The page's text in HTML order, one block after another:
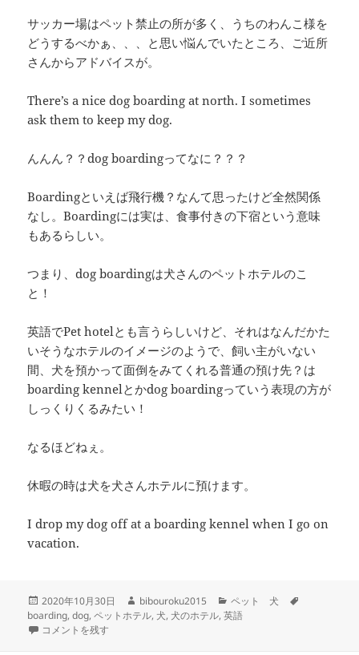
サッカー場はペット禁止の所が多く、うちのわんこ様を
どうするべかぁ、、、と思い悩んでいたところ、ご近所
さんからアドバイスが。
There’s a nice dog boarding at north. I sometimes
ask them to keep my dog.
んんん？？dog boardingってなに？？？
Boardingといえば飛行機？なんて思ったけど全然関係
なし。Boardingには実は、食事付きの下宿という意味
もあるらしい。
つまり、dog boardingは犬さんのペットホテルのこ
と！
英語でPet hotelとも言うらしいけど、それはなんだかた
いそうなホテルのイメージのようで、飼い主がいない
間、犬を預かって面倒をみてくれる普通の預け先？は
boarding kennelとかdog boardingっていう表現の方が
しっくりくるみたい！
なるほどねぇ。
休暇の時は犬を犬さんホテルに預けます。
I drop my dog off at a boarding kennel when I go on
vacation.
投
稿
日:
2020年10月30日
作
成
bibouroku2015
カ
テ
ペット 犬
boarding,dog,ペットホテル,犬,犬のホテル,英語
– dog boarding –犬のペットホテル に
コメントを残す